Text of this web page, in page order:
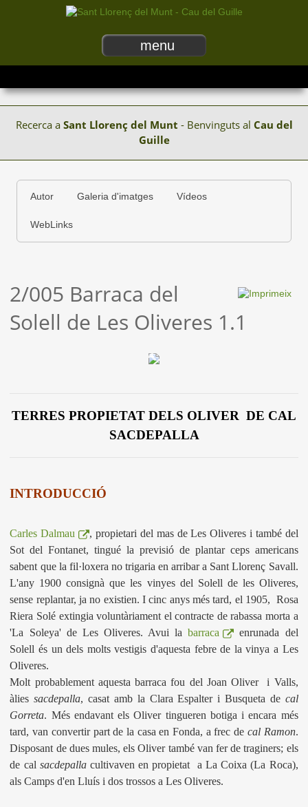
menu
Recerca a Sant Llorenç del Munt - Benvinguts al Cau del
Guille
Autor Galeria d'imatges Vídeos
WebLinks
2/005 Barraca del
Solell de Les Oliveres 1.1
TERRES PROPIETAT DELS OLIVER DE CAL
SACDEPALLA
INTRODUCCIÓ
Carles Dalmau
, propietari del mas de Les Oliveres i també del
Sot del Fontanet, tingué la previsió de plantar ceps americans
sabent que la fil·loxera no trigaria en arribar a Sant Llorenç Savall.
L'any 1900 consignà que les vinyes del Solell de les Oliveres,
sense replantar, ja no existien. I cinc anys més tard, el 1905, Rosa
Riera Solé extingia voluntàriament el contracte de rabassa morta a
'La Soleya' de Les Oliveres. Avui labarraca
enrunada del
Solell és un dels molts vestigis d'aquesta febre de la vinya a Les
Oliveres.
Molt probablement aquesta barraca fou del Joan Oliver i Valls,
àliessacdepalla, casat amb la Clara Espalter i Busqueta de cal
Gorreta. Més endavant els Oliver tingueren botiga i encara més
tard, van convertir part de la casa en Fonda, a frec de cal Ramon.
Disposant de dues mules, els Oliver també van fer de traginers; els
de cal sacdepallacultivaven en propietat a La Coixa (La Roca),
als Camps d'en Lluís idos trossos a Les Oliveres.